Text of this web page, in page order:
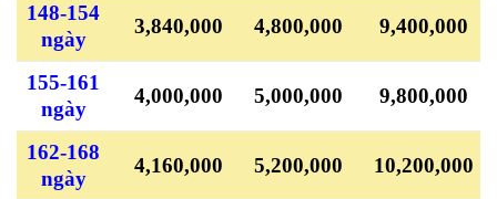
148-154
ngày
3,840,000 4,800,000 9,400,000
155-161
ngày
4,000,000 5,000,000 9,800,000
162-168
ngày
4,160,000 5,200,000 10,200,000